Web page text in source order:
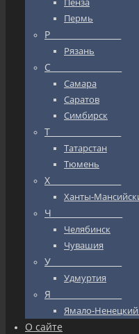
Пермь
Р_________________
Рязань
С_________________
Самара
Саратов
Симбирск
Т_________________
Татарстан
Тюмень
Х_________________
Ханты-
Ч_________________
Челябинск
Чувашия
У_________________
Удмуртия
Я_________________
Ямало-
О сайте